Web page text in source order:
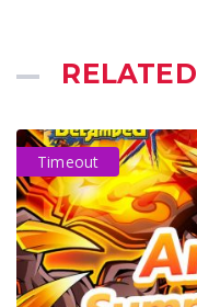
RELATED
Timeout